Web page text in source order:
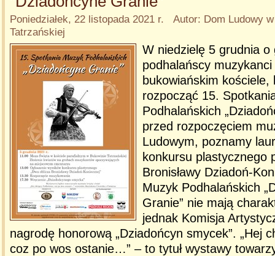
Poniedziałek, 22 listopada 2021 r. Autor: Dom Ludowy
Tatrzańskiej
W niedzielę 5 grudnia o
podhalańscy
bukowiańskim
rozpocząć 15.
Podhalańskich
przed rozpoczęciem
Ludowym, poznamy
konkursu plastycznego
Bronisławy Dziadoń-
Muzyk Podhalańskich
Granie” nie mają
jednak Komisja
nagrodę honorową „Dziadońcyn smycek”. „Hej
coz po wos ostanie…” – to tytuł wystawy